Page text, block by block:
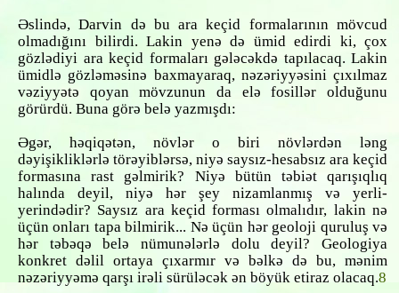
Əslində, Darvin də bu ara keçid formalarının mövcud
olmadığını bilirdi. Lakin yenə də ümid edirdi ki, çox
gözlədiyi ara keçid formaları gələcəkdə tapılacaq. Lakin
ümidlə gözləməsinə baxmayaraq, nəzəriyyəsini çıxılmaz
vəziyyətə qoyan mövzunun da elə fosillər olduğunu
görürdü. Buna görə belə yazmışdı:
Əgər, həqiqətən, növlər o biri növlərdən ləng
dəyişikliklərlə törəyiblərsə, niyə saysız-hesabsız ara keçid
formasına rast gəlmirik? Niyə bütün təbiət qarışıqlıq
halında deyil, niyə hər şey nizamlanmış və yerli-
yerindədir? Saysız ara keçid forması olmalıdır, lakin nə
üçün onları tapa bilmirik... Nə üçün hər geoloji quruluş və
hər təbəqə belə nümunələrlə dolu deyil? Geologiya
konkret dəlil ortaya çıxarmır və bəlkə də bu, mənim
nəzəriyyəmə qarşı irəli sürüləcək ən böyük etiraz olacaq.8